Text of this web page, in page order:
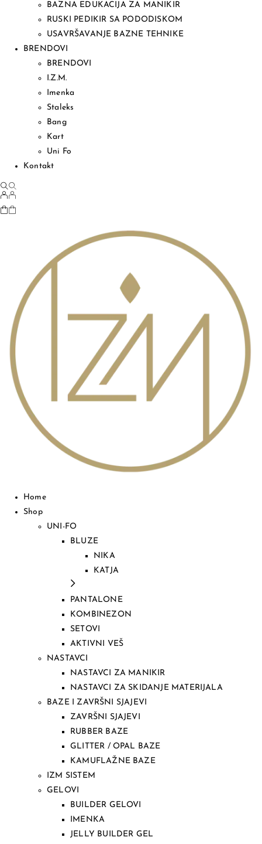
BAZNA EDUKACIJA ZA MANIKIR
RUSKI PEDIKIR SA PODODISKOM
USAVRŠAVANJE BAZNE TEHNIKE
BRENDOVI
BRENDOVI
I.Z.M.
Imenka
Staleks
Bang
Kart
Uni Fo
Kontakt
Home
Shop
UNI-FO
BLUZE
NIKA
KATJA
PANTALONE
KOMBINEZON
SETOVI
AKTIVNI VEŠ
NASTAVCI
NASTAVCI ZA MANIKIR
NASTAVCI ZA SKIDANJE MATERIJALA
BAZE I ZAVRŠNI SJAJEVI
ZAVRŠNI SJAJEVI
RUBBER BAZE
GLITTER / OPAL BAZE
KAMUFLAŽNE BAZE
IZM SISTEM
GELOVI
BUILDER GELOVI
IMENKA
JELLY BUILDER GEL